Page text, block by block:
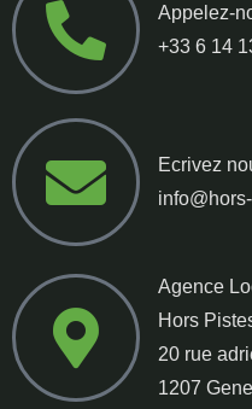
Appelez-
+33 6 14
Ecrivez
Agence
Hors
20 rue
1207